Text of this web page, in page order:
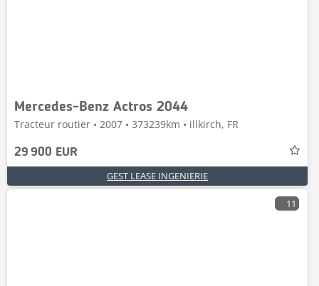
Mercedes-Benz Actros 2044
Tracteur routier • 2007 • 373239km • illkirch, FR
29 900 EUR
GEST LEASE INGENIERIE
11